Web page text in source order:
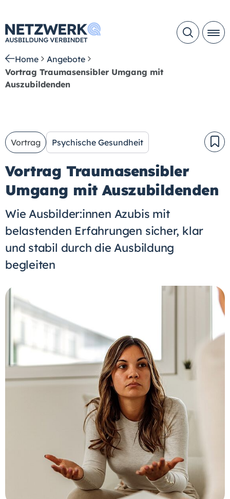
Home
Angebote
Vortrag Traumasensibler Umgang mit
Auszubildenden
Vortrag Psychische Gesundheit
Vortrag Traumasensibler
Umgang mit Auszubildenden
Wie Ausbilder:innen Azubis mit
belastenden Erfahrungen sicher, klar
und stabil durch die Ausbildung
begleiten